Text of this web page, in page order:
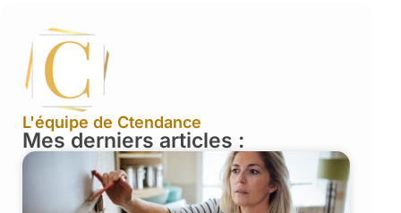
L'équipe de Ctendance
Mes derniers articles :